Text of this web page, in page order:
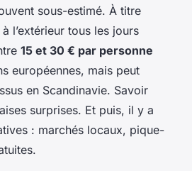
sous-estimé. À titre
l’extérieur tous les jours
15 et 30 € par personne
européennes, mais peut
en Scandinavie. Savoir
surprises. Et puis, il y a
: marchés locaux, pique-